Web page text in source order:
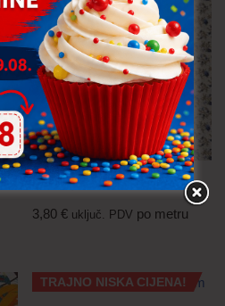
Pamučna tkanina
3,80€ uključ. PDV po metru
TRAJNO NISKA CIJENA!